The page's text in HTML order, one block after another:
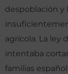
despoblación y
agrícola. La ley
intentaba
familias